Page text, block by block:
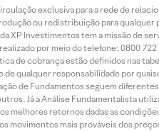
exclusiva para a rede de
ou redistribuição para
XP Investimentos tem a missão de
por meio do telefone: 0800 722
de cobrança estão definidos nas
de qualquer responsabilidade por
de Fundamentos seguem
Já a Análise Fundamentalista
melhores retornos dadas as
movimentos mais prováveis dos